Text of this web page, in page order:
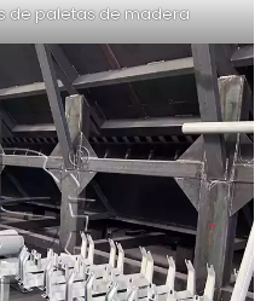
de paletas de madera